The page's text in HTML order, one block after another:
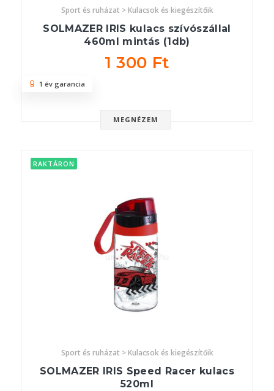
Sport és ruházat > Kulacsok és kiegészítőik
SOLMAZER IRIS kulacs szívószállal
460ml mintás (1db)
1 300 Ft
MEGNÉZEM
1 év garancia
RAKTÁRON
Sport és ruházat > Kulacsok és kiegészítőik
SOLMAZER IRIS Speed Racer kulacs
520ml